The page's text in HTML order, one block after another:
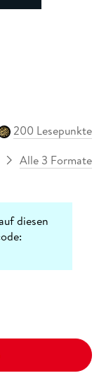
200 Lesepunkte
Alle 3 Formate
diesen